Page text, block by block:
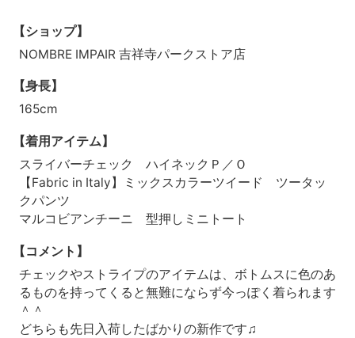
【ショップ】
NOMBRE IMPAIR 吉祥寺パークストア店
【身長】
165cm
【着用アイテム】
スライバーチェック ハイネックＰ／Ｏ
【Fabric in Italy】ミックスカラーツイード ツータッ
クパンツ
マルコビアンチーニ 型押しミニトート
【コメント】
チェックやストライプのアイテムは、ボトムスに色のあ
るものを持ってくると無難にならず今っぽく着られます
＾＾
どちらも先日入荷したばかりの新作です♫